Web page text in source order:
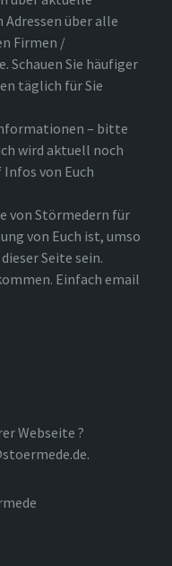
über alle
Firmen /
Schauen Sie häufiger
täglich für Sie
– bitte
wird aktuell noch
Infos von Euch
von Störmedern für
von Euch ist, umso
Seite sein.
Einfach email
Webseite ?